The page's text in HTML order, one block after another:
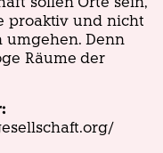
sollen Orte sein,
proaktiv und nicht
umgehen. Denn
Räume der